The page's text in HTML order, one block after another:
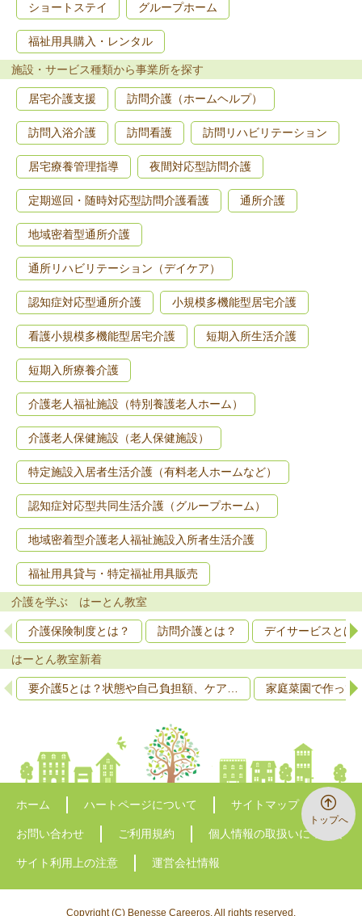
トップへ
ショートステイ グループホーム
福祉用具購入・レンタル
施設・サービス種類から事業所を探す
居宅介護支援 訪問介護（ホームヘルプ）
訪問入浴介護 訪問看護 訪問リハビリテーション
居宅療養管理指導 夜間対応型訪問介護
定期巡回・随時対応型訪問介護看護 通所介護
地域密着型通所介護
通所リハビリテーション（デイケア）
認知症対応型通所介護 小規模多機能型居宅介護
看護小規模多機能型居宅介護 短期入所生活介護
短期入所療養介護
介護老人福祉施設（特別養護老人ホーム）
介護老人保健施設（老人保健施設）
特定施設入居者生活介護（有料老人ホームなど）
認知症対応型共同生活介護（グループホーム）
地域密着型介護老人福祉施設入所者生活介護
福祉用具貸与・特定福祉用具販売
介護を学ぶ はーとん教室
介護保険制度とは？ 訪問介護とは？ デイサービスとは
はーとん教室新着
要介護5とは？状態や自己負担額、ケア… 家庭菜園で作っ
ホーム ハートページについて サイトマップ
お問い合わせ ご利用規約 個人情報の取扱いについて
サイト利用上の注意 運営会社情報
Copyright (C) Benesse Careeros. All rights reserved.